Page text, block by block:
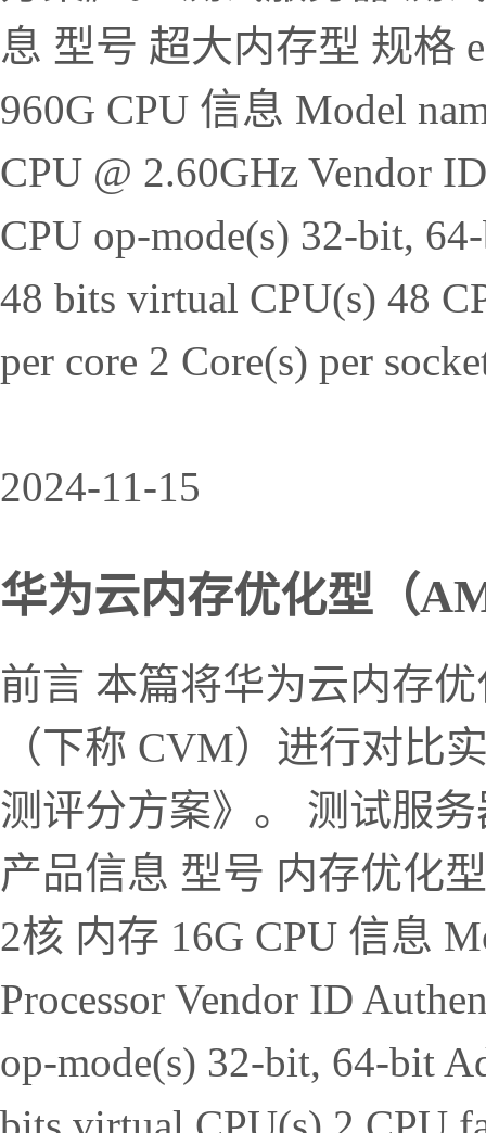
息 型号 超大内存型 规格
960G CPU 信息 Model
CPU @ 2.60GHz Vendor
CPU op-mode(s) 32-bit,
48 bits virtual CPU(s) 48
per core 2 Core(s) per
2024-11-15
华为云内存优化型（
前言 本篇将华为云内存
（下称 CVM）进行对比
测评分方案》。 测试服
产品信息 型号 内存优化
2核 内存 16G CPU 信息
Processor Vendor ID
op-mode(s) 32-bit, 64-bit